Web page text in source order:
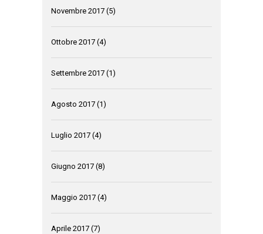
Novembre 2017 (5)
Ottobre 2017 (4)
Settembre 2017 (1)
Agosto 2017 (1)
Luglio 2017 (4)
Giugno 2017 (8)
Maggio 2017 (4)
Aprile 2017 (7)